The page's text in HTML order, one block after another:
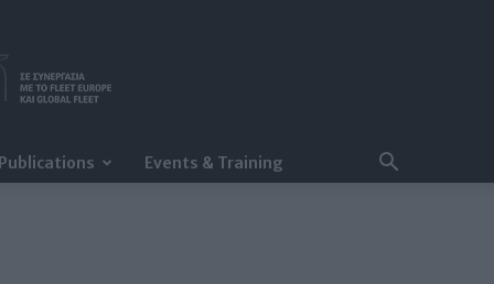
Publications Events & Training